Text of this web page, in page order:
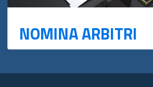
NOMINA ARBITRI